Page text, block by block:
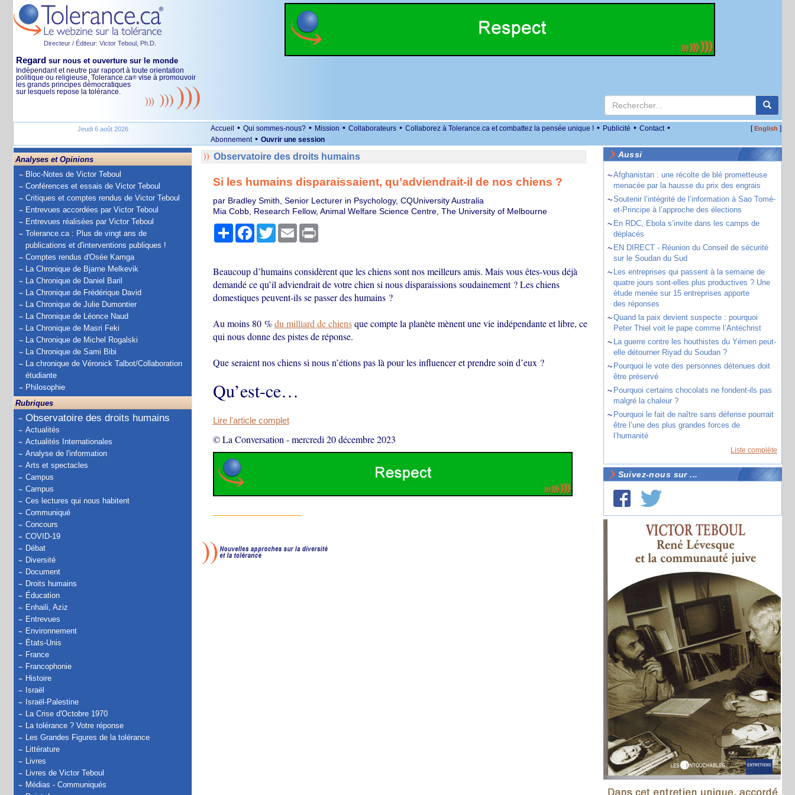
Directeur / Éditeur: Victor Teboul, Ph.D.
Regard sur nous et ouverture sur le monde
Indépendant et neutre par rapport à toute orientation
politique ou religieuse, Tolerance.ca® vise à promouvoir
les grands principes démocratiques
sur lesquels repose la tolérance.
Jeudi 6 août 2026 Accueil • Qui sommes-nous? • Mission • Collaborateurs • Collaborez à Tolerance.ca et combattez la pensée unique ! • Publicité • Contact •
Abonnement • Ouvrir une session
[English ]
Analyses et Opinions
Bloc-Notes de Victor Teboul
Conférences et essais de Victor Teboul
Critiques et comptes rendus de Victor Teboul
Entrevues accordées par Victor Teboul
Entrevues réalisées par Victor Teboul
Tolerance.ca : Plus de vingt ans de
publications et d'interventions publiques !
Comptes rendus d'Osée Kamga
La Chronique de Bjarne Melkevik
La Chronique de Daniel Baril
La Chronique de Frédérique David
La Chronique de Julie Dumontier
La Chronique de Léonce Naud
La Chronique de Masri Feki
La Chronique de Michel Rogalski
La Chronique de Sami Bibi
La chronique de Véronick Talbot/Collaboration
étudiante
Philosophie
Rubriques
Observatoire des droits humains
Actualités
Actualités Internationales
Analyse de l'information
Arts et spectacles
Campus
Campus
Ces lectures qui nous habitent
Communiqué
Concours
COVID-19
Débat
Diversité
Document
Droits humains
Éducation
Enhaili, Aziz
Entrevues
Environnement
États-Unis
France
Francophonie
Histoire
Israël
Israël-Palestine
La Crise d'Octobre 1970
La tolérance ? Votre réponse
Les Grandes Figures de la tolérance
Littérature
Livres
Livres de Victor Teboul
Médias - Communiqués
Observatoire des droits humains
Si les humains disparaissaient, qu’adviendrait-il de nos chiens ?
par Bradley Smith, Senior Lecturer in Psychology, CQUniversity Australia
Mia Cobb, Research Fellow, Animal Welfare Science Centre, The University of Melbourne
PartagerFacebook
TwitterEmail Print
Beaucoup d’humains considèrent que les chiens sont nos meilleurs amis. Mais vous êtes-vous déjà
demandé ce qu’il adviendrait de votre chien si nous disparaissions soudainement ? Les chiens
domestiques peuvent-ils se passer des humains ?
Au moins 80 %du milliard de chiensque compte la planète mènent une vie indépendante et libre, ce
qui nous donne des pistes de réponse.
Que seraient nos chiens si nous n’étions pas là pour les influencer et prendre soin d’eux ?
Qu’est-ce…
Lire l'article complet
© La Conversation -mercredi 20 décembre 2023
Aussi
~Afghanistan : une récolte de blé prometteuse
menacée par la hausse du prix des engrais
~Soutenir l’intégrité de l’information à Sao Tomé-
et-Principe à l’approche des élections
~ En RDC, Ebola s’invite dans les camps de
déplacés
~ EN DIRECT - Réunion du Conseil de sécurité
sur le Soudan du Sud
~ Les entreprises qui passent à la semaine de
quatre jours sont-elles plus productives ? Une
étude menée sur 15 entreprises apporte
des réponses
~Quand la paix devient suspecte : pourquoi
Peter Thiel voit le pape comme l’Antéchrist
~ La guerre contre les houthistes du Yémen peut-
elle détourner Riyad du Soudan ?
~ Pourquoi le vote des personnes détenues doit
être préservé
~ Pourquoi certains chocolats ne fondent-ils pas
malgré la chaleur ?
~ Pourquoi le fait de naître sans défense pourrait
être l’une des plus grandes forces de
l’humanité
Liste complète
Suivez-nous sur ...